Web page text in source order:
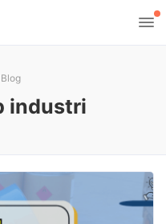
Blog
industri